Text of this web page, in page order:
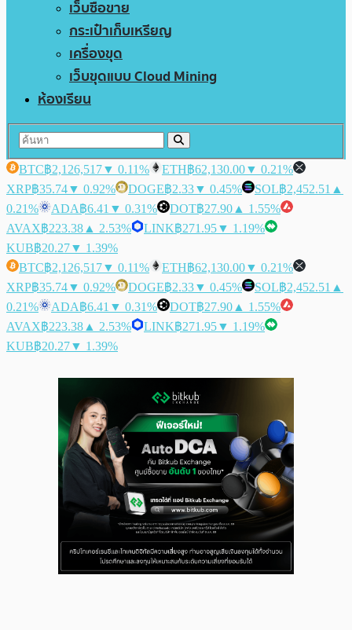
เว็บซื้อขาย
กระเป๋าเก็บเหรียญ
เครื่องขุด
เว็บขุดแบบ Cloud Mining
ห้องเรียน
BTC฿2,126,517▼ 0.11% ETH฿62,130.00▼ 0.21%
XRP฿35.74▼ 0.92% DOGE฿2.33▼ 0.45% SOL฿2,452.51 ▲
0.21%
ADA฿6.41 ▼ 0.31% DOT฿27.90 ▲ 1.55%
AVAX฿223.38 ▲ 2.53% LINK฿271.95▼ 1.19%
KUB฿20.27▼ 1.39%
BTC฿2,126,517▼ 0.11% ETH฿62,130.00▼ 0.21%
XRP฿35.74▼ 0.92% DOGE฿2.33▼ 0.45% SOL฿2,452.51 ▲
0.21%
ADA฿6.41 ▼ 0.31% DOT฿27.90 ▲ 1.55%
AVAX฿223.38 ▲ 2.53% LINK฿271.95▼ 1.19%
KUB฿20.27▼ 1.39%